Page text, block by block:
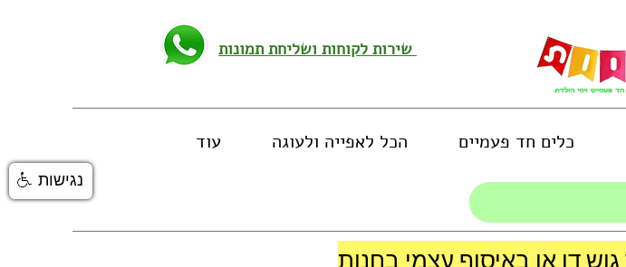
כלים חד פעמיים הכל לאפייה ולעוגה עוד
נגישות